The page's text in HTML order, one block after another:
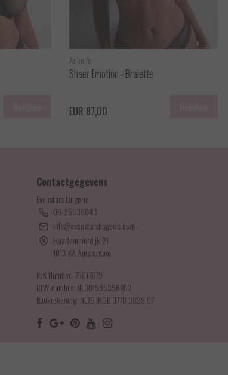
Aubade
Sheer Emotion - Bralette
EUR 87,00
Contactgegevens
Evenstars Lingerie
06-25536043
info@evenstarslingerie.com
Haarlemmerdijk 21
1013 KA Amsterdam
KvK Number: 75017679
BTW-number: NL001595356B03
Bankrekening: NL75 INGB 0778 3839 97